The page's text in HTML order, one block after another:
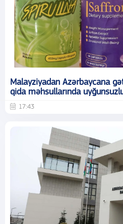
Malayziyadan Azərbaycana
qida məhsullarında
17:43